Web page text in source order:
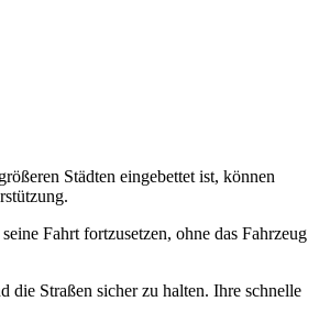
Städten eingebettet ist, können
Fahrt fortzusetzen, ohne das Fahrzeug
die Straßen sicher zu halten. Ihre schnelle